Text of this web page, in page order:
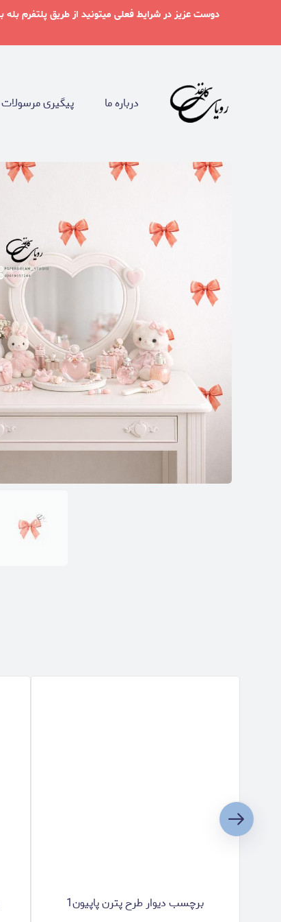
درباره ما پیگیری مرسولات
برچسب دیوار طرح پترن پاپیون1